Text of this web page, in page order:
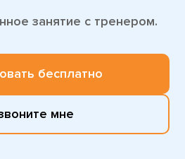
занятие с тренером.
бесплатно
мне